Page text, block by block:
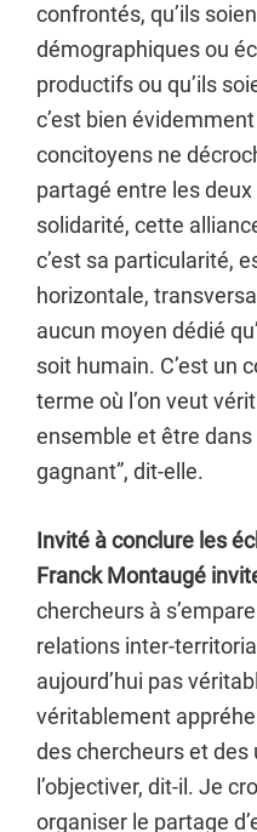
confrontés, qu’ils
démographiques ou
productifs ou qu’ils
c’est bien
concitoyens ne
partagé entre les
solidarité, cette
c’est sa particularité,
horizontale,
aucun moyen dédié
soit humain. C’est un
terme où l’on veut
ensemble et être
gagnant”, dit-elle.
Invité à conclure les
Franck Montaugé
chercheurs à
relations inter-
aujourd’hui pas
véritablement
des chercheurs et
l’objectiver, dit-il. Je
organiser le partage